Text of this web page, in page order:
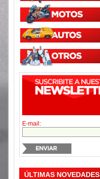
E-mail:
ÚLTIMAS NOVEDADES